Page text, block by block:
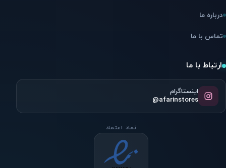
درباره ما
تماس با ما
ارتباط با ما
اینستاگرام
@afarinstores
نماد اعتماد